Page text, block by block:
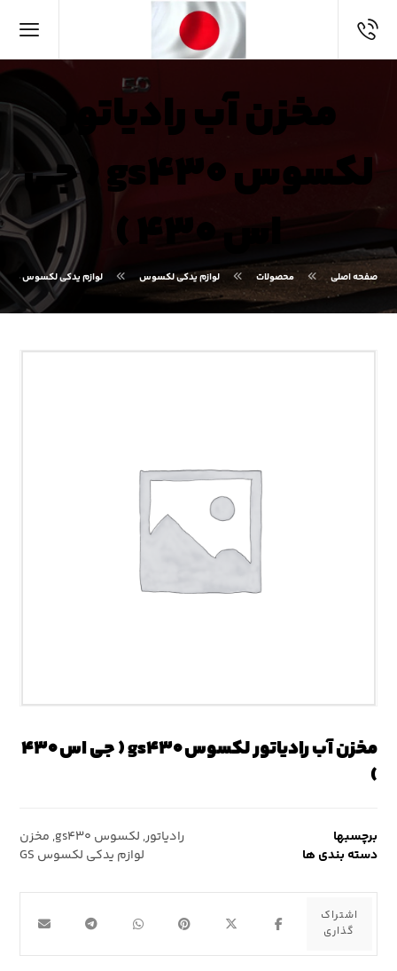
مخزن آب رادیاتور
لکسوس gs۴۳۰ ( جی
اس ۴۳۰ )
صفحه اصلی محصولات لوازم یدکی لکسوس لوازم یدکی لکسوس GS
مخزن آب رادیاتور لکسوس gs۴۳۰ ( جی اس ۴۳۰
)
برچسبها رادیاتور, لکسوس gs۴۳۰ , مخزن
دسته بندی ها
لوازم یدکی لکسوس GS